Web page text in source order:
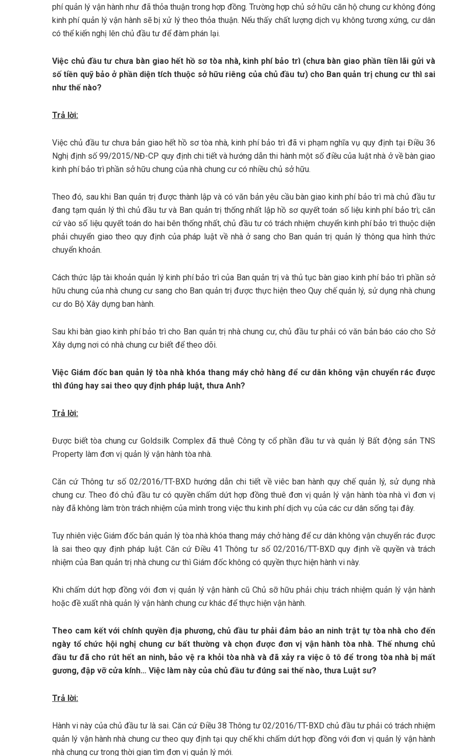
phí quản lý vận hành như đã thỏa thuận trong hợp đồng. Trường hợp chủ sở hữu căn hộ chung cư không đóng
kinh phí quản lý vận hành sẽ bị xử lý theo thỏa thuận. Nếu thấy chất lượng dịch vụ không tương xứng, cư dân
có thể kiến nghị lên chủ đầu tư để đàm phán lại.
Việc chủ đầu tư chưa bàn giao hết hồ sơ tòa nhà, kinh phí bảo trì (chưa bàn giao phần tiền lãi gửi và
số tiền quỹ bảo ở phần diện tích thuộc sở hữu riêng của chủ đầu tư) cho Ban quản trị chung cư thì sai
như thế nào?
Trả lời:
Việc chủ đầu tư chưa bản giao hết hồ sơ tòa nhà, kinh phí bảo trì đã vi phạm nghĩa vụ quy định tại Điều 36
Nghị định số 99/2015/NĐ-CP quy định chi tiết và hướng dẫn thi hành một số điều của luật nhà ở về bàn giao
kinh phí bảo trì phần sở hữu chung của nhà chung cư có nhiều chủ sở hữu.
Theo đó, sau khi Ban quản trị được thành lập và có văn bản yêu cầu bàn giao kinh phí bảo trì mà chủ đầu tư
đang tạm quản lý thì chủ đầu tư và Ban quản trị thống nhất lập hồ sơ quyết toán số liệu kinh phí bảo trì; căn
cứ vào số liệu quyết toán do hai bên thống nhất, chủ đầu tư có trách nhiệm chuyển kinh phí bảo trì thuộc diện
phải chuyển giao theo quy định của pháp luật về nhà ở sang cho Ban quản trị quản lý thông qua hình thức
chuyển khoản.
Cách thức lập tài khoản quản lý kinh phí bảo trì của Ban quản trị và thủ tục bàn giao kinh phí bảo trì phần sở
hữu chung của nhà chung cư sang cho Ban quản trị được thực hiện theo Quy chế quản lý, sử dụng nhà chung
cư do Bộ Xây dựng ban hành.
Sau khi bàn giao kinh phí bảo trì cho Ban quản trị nhà chung cư, chủ đầu tư phải có văn bản báo cáo cho Sở
Xây dựng nơi có nhà chung cư biết để theo dõi.
Việc Giám đốc ban quản lý tòa nhà khóa thang máy chở hàng để cư dân không vận chuyển rác được
thì đúng hay sai theo quy định pháp luật, thưa Anh?
Trả lời:
Được biết tòa chung cư Goldsilk Complex đã thuê Công ty cổ phần đầu tư và quản lý Bất động sản TNS
Property làm đơn vị quản lý vận hành tòa nhà.
Căn cứ Thông tư số 02/2016/TT-BXD hướng dẫn chi tiết về viêc ban hành quy chế quản lý, sử dụng nhà
chung cư. Theo đó chủ đầu tư có quyền chấm dứt hợp đồng thuê đơn vị quản lý vận hành tòa nhà vì đơn vị
này đã không làm tròn trách nhiệm của mình trong việc thu kinh phí dịch vụ của các cư dân sống tại đây.
Tuy nhiên việc Giám đốc bản quản lý tòa nhà khóa thang máy chở hàng để cư dân không vận chuyển rác được
là sai theo quy định pháp luật. Căn cứ Điều 41 Thông tư số 02/2016/TT-BXD quy định về quyền và trách
nhiệm của Ban quản trị nhà chung cư thì Giám đốc không có quyền thực hiện hành vi này.
Khi chấm dứt hợp đồng với đơn vị quản lý vận hành cũ Chủ sỡ hữu phải chịu trách nhiệm quản lý vận hành
hoặc đề xuất nhà quản lý vận hành chung cư khác để thực hiện vận hành.
Theo cam kết với chính quyền địa phương, chủ đầu tư phải đảm bảo an ninh trật tự tòa nhà cho đến
ngày tổ chức hội nghị chung cư bất thường và chọn được đơn vị vận hành tòa nhà. Thế nhưng chủ
đầu tư đã cho rút hết an ninh, bảo vệ ra khỏi tòa nhà và đã xảy ra việc ô tô để trong tòa nhà bị mất
gương, đập vỡ cửa kính… Việc làm này của chủ đầu tư đúng sai thế nào, thưa Luật sư?
Trả lời:
Hành vi này của chủ đầu tư là sai. Căn cứ Điều 38 Thông tư 02/2016/TT-BXD chủ đầu tư phải có trách nhiệm
quản lý vận hành nhà chung cư theo quy định tại quy chế khi chấm dứt hợp đồng với đơn vị quản lý vận hành
nhà chung cư trong thời gian tìm đơn vị quản lý mới.